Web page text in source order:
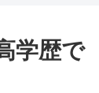
学歴で